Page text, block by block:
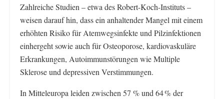
Zahlreiche Studien – etwa des Robert-Koch-Instituts –
weisen darauf hin, dass ein anhaltender Mangel mit einem
erhöhten Risiko für Atemwegsinfekte und Pilzinfektionen
einhergeht sowie auch für Osteoporose, kardiovaskuläre
Erkrankungen, Autoimmunstörungen wie Multiple
Sklerose und depressiven Verstimmungen.
In Mitteleuropa leiden zwischen 57 % und 64 % der